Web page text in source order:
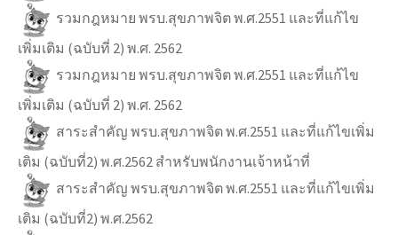
รวมกฎหมาย พรบ.สุขภาพจิต พ.ศ.2551 และที่แก้ไข
เพิ่มเติม (ฉบับที่ 2) พ.ศ. 2562
รวมกฎหมาย พรบ.สุขภาพจิต พ.ศ.2551 และที่แก้ไข
เพิ่มเติม (ฉบับที่ 2) พ.ศ. 2562
สาระสำคัญ พรบ.สุขภาพจิต พ.ศ.2551 และที่แก้ไขเพิ่ม
เติม (ฉบับที่2) พ.ศ.2562 สำหรับพนักงานเจ้าหน้าที่
สาระสำคัญ พรบ.สุขภาพจิต พ.ศ.2551 และที่แก้ไขเพิ่ม
เติม (ฉบับที่2) พ.ศ.2562